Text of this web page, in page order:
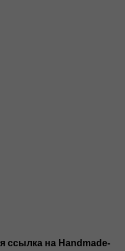
ссылка на Handmade-